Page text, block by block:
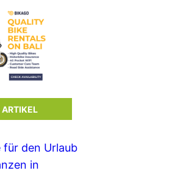
ARTIKEL
für den Urlaub
in